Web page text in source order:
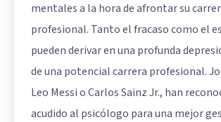
mentales a la hora de afrontar su
profesional. Tanto el fracaso como el
pueden derivar en una profunda
de una potencial carrera profesional.
Leo Messi o Carlos Sainz Jr., han
acudido al psicólogo para una mejor